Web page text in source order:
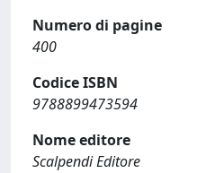
Numero di pagine
400
Codice ISBN
9788899473594
Nome editore
Scalpendi Editore